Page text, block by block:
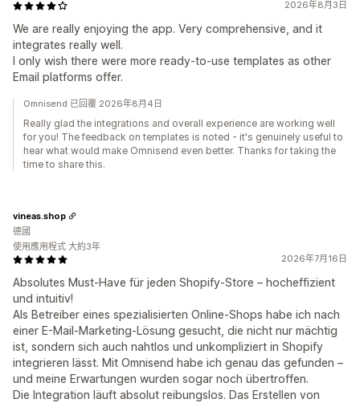
2026年8月3日
We are really enjoying the app. Very comprehensive, and it
integrates really well.
I only wish there were more ready-to-use templates as other
Email platforms offer.
Omnisend 已回覆 2026年8月4日
Really glad the integrations and overall experience are working well
for you! The feedback on templates is noted - it's genuinely useful to
hear what would make Omnisend even better. Thanks for taking the
time to share this.
2026年7月16日
Absolutes Must-Have für jeden Shopify-Store – hocheffizient
und intuitiv!
Als Betreiber eines spezialisierten Online-Shops habe ich nach
einer E-Mail-Marketing-Lösung gesucht, die nicht nur mächtig
ist, sondern sich auch nahtlos und unkompliziert in Shopify
integrieren lässt. Mit Omnisend habe ich genau das gefunden –
und meine Erwartungen wurden sogar noch übertroffen.
Die Integration läuft absolut reibungslos. Das Erstellen von
vineas.shop
德國
使用應用程式 大約3年